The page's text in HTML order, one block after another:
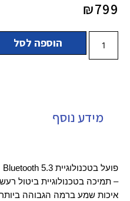
₪799
הוספה לסל
מידע נוסף
Bluetooth 5.3 פועל בטכנולוגיית
ANC תמיכה בטכנולוגיית ביטול רעשי סביבה אקטיבי –
איכות שמע ברמה הגבוהה